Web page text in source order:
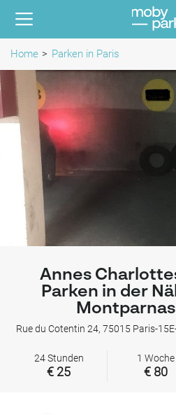
Home Parken in Paris
Annes
Parken in der
Rue du Cotentin 24, 75015 Paris-
24 Stunden
€ 25
1 Woche
€ 80